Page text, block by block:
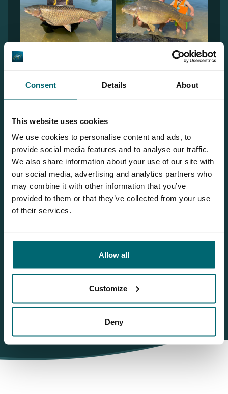
Consent Details About
This website uses cookies
We use cookies to personalise content and ads, to
provide social media features and to analyse our traffic.
We also share information about your use of our site with
our social media, advertising and analytics partners who
may combine it with other information that you’ve
provided to them or that they’ve collected from your use
of their services.
Allow all
Customize
Deny
1 2
Bas
Wilt u meer informatie?
Wilt u meer informatie over dit betaalwater? Neem dan
NL+31 344 66 48 06
info@thecarpspecialist.nl
WhatsApp+31 6 556 88 912